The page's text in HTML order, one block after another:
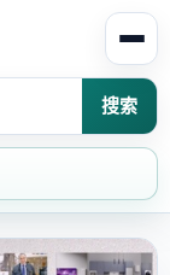
搜索